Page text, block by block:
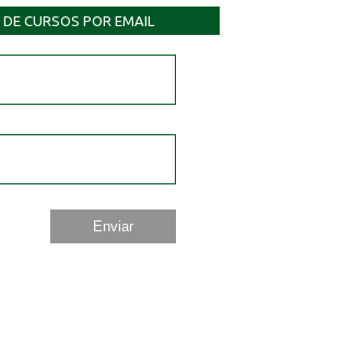
CURSOS POR EMAIL